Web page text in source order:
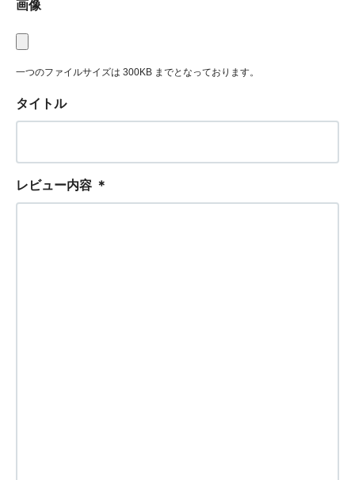
画像
一つのファイルサイズは 300KB までとなっております。
タイトル
レビュー内容 ＊